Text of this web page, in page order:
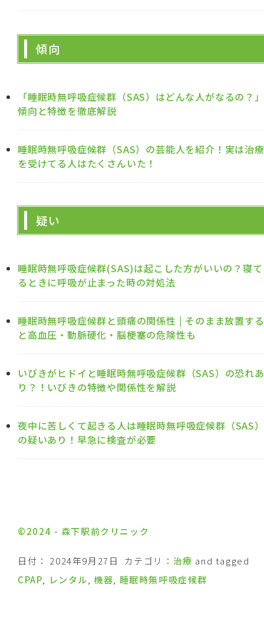
傾向
「睡眠時無呼吸症候群（SAS）はどんな人がなるの？」
傾向と特徴を徹底解説
睡眠時無呼吸症候群（SAS）の芸能人を紹介！実は治療
を受けてる人はたくさんいた！
疑い
睡眠時無呼吸症候群(SAS)は起こした方がいいの？寝て
るときに呼吸が止まった時の対処法
睡眠時無呼吸症候群と頭痛の関係性 | そのまま放置する
と高血圧・動脈硬化・脳梗塞の危険性も
いびきがヒドイと睡眠時無呼吸症候群（SAS）の恐れあ
り？！いびきの特徴や関係性を解説
夜中に苦しくて起きる人は睡眠時無呼吸症候群（SAS）
の疑いあり！早急に検査が必要
©2024 - 森下駅前クリニック
日付： 2024年9月27日 カテゴリ： 治療 and tagged
CPAP
レンタル 機器 睡眠時無呼吸症候群